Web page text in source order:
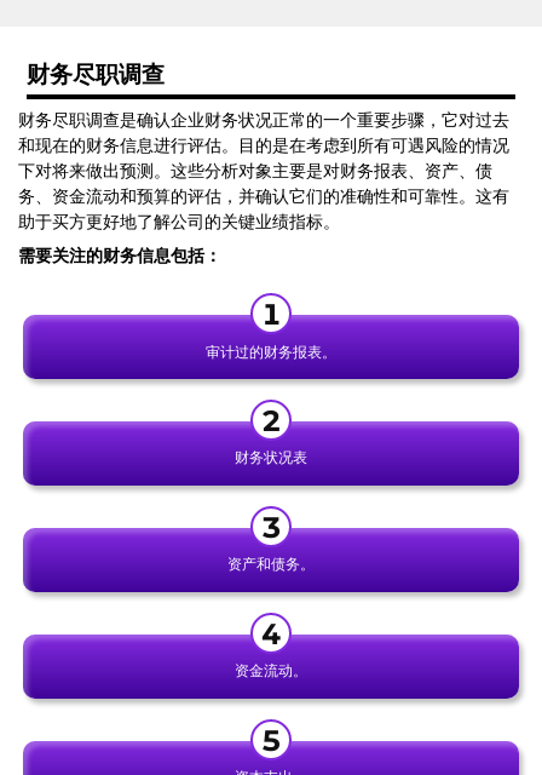
财务尽职调查
财务尽职调查是确认企业财务状况正常的一个重要步骤，它对过去
和现在的财务信息进行评估。目的是在考虑到所有可遇风险的情况
下对将来做出预测。这些分析对象主要是对财务报表、资产、债
务、资金流动和预算的评估，并确认它们的准确性和可靠性。这有
助于买方更好地了解公司的关键业绩指标。
需要关注的财务信息包括：
审计过的财务报表。
财务状况表
资产和债务。
资金流动。